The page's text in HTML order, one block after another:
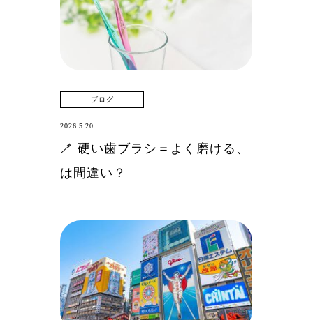
治療の流れ
治療費用
お知らせ・コラム
よくあるご質問
ブログ
2026.5.20
🪥 硬い歯ブラシ＝よく磨ける、
は間違い？